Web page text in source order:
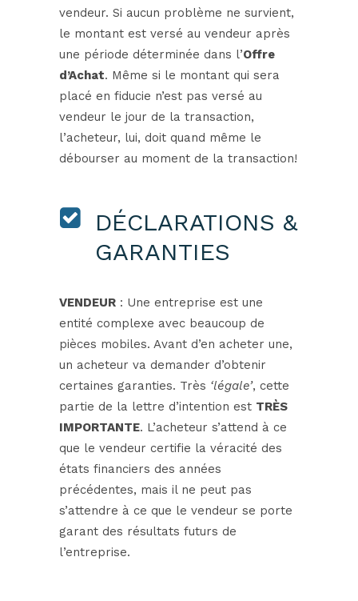
vendeur. Si aucun problème ne survient,
le montant est versé au vendeur après
une période déterminée dans l’Offre
d’Achat. Même si le montant qui sera
placé en fiducie n’est pas versé au
vendeur le jour de la transaction,
l’acheteur, lui, doit quand même le
débourser au moment de la transaction!
DÉCLARATIONS &
GARANTIES
VENDEUR : Une entreprise est une
entité complexe avec beaucoup de
pièces mobiles. Avant d’en acheter une,
un acheteur va demander d’obtenir
certaines garanties. Très ‘légale’, cette
partie de la lettre d’intention est TRÈS
IMPORTANTE. L’acheteur s’attend à ce
que le vendeur certifie la véracité des
états financiers des années
précédentes, mais il ne peut pas
s’attendre à ce que le vendeur se porte
garant des résultats futurs de
l’entreprise.